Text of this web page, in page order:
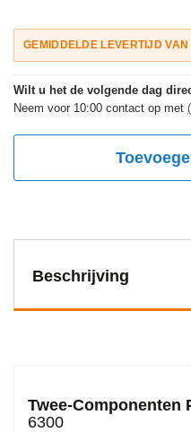
GEMIDDELDE LEVERTIJD
Wilt u het de volgende dag
Neem voor 10:00 contact op met
Beschrijving
Twee-Componenten
6300